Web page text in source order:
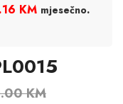
KM mjesečno.
KM